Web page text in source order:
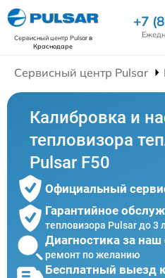
Сервисный центр Pulsarв
Краснодаре
+7
Сервисный центр Pulsar
Калибровка и
тепловизора
Pulsar F50
Официальный
Гарантийное
тепловизора Pulsar до 3
Диагностика за наш
ремонт по желанию
Бесплатный выезд